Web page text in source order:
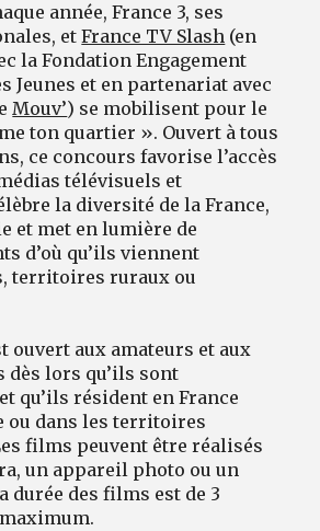
année, France 3, ses
etFrance TV Slash (en
la Fondation Engagement
Jeunes et en partenariat avec
Mouv’) se mobilisent pour le
ton quartier ». Ouvert à tous
ce concours favorise l’accès
télévisuels et
la diversité de la France,
et met en lumière de
d’où qu’ils viennent
territoires ruraux ou
ouvert aux amateurs et aux
lors qu’ils sont
qu’ils résident en France
ou dans les territoires
films peuvent être réalisés
un appareil photo ou un
durée des films est de 3